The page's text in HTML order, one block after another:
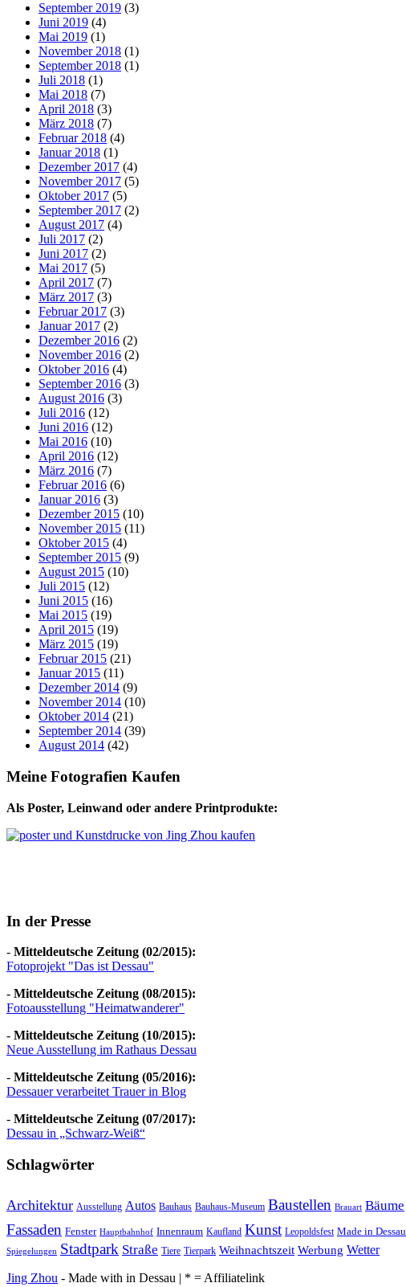
September 2019 (3)
Juni 2019 (4)
Mai 2019 (1)
November 2018 (1)
September 2018 (1)
Juli 2018 (1)
Mai 2018 (7)
April 2018 (3)
März 2018 (7)
Februar 2018 (4)
Januar 2018 (1)
Dezember 2017 (4)
November 2017 (5)
Oktober 2017 (5)
September 2017 (2)
August 2017 (4)
Juli 2017 (2)
Juni 2017 (2)
Mai 2017 (5)
April 2017 (7)
März 2017 (3)
Februar 2017 (3)
Januar 2017 (2)
Dezember 2016 (2)
November 2016 (2)
Oktober 2016 (4)
September 2016 (3)
August 2016 (3)
Juli 2016 (12)
Juni 2016 (12)
Mai 2016 (10)
April 2016 (12)
März 2016 (7)
Februar 2016 (6)
Januar 2016 (3)
Dezember 2015 (10)
November 2015 (11)
Oktober 2015 (4)
September 2015 (9)
August 2015 (10)
Juli 2015 (12)
Juni 2015 (16)
Mai 2015 (19)
April 2015 (19)
März 2015 (19)
Februar 2015 (21)
Januar 2015 (11)
Dezember 2014 (9)
November 2014 (10)
Oktober 2014 (21)
September 2014 (39)
August 2014 (42)
Meine Fotografien Kaufen
Als Poster, Leinwand oder andere Printprodukte:
In der Presse
- Mitteldeutsche Zeitung (02/2015):
Fotoprojekt "Das ist Dessau"
- Mitteldeutsche Zeitung (08/2015):
Fotoausstellung "Heimatwanderer"
- Mitteldeutsche Zeitung (10/2015):
Neue Ausstellung im Rathaus Dessau
- Mitteldeutsche Zeitung (05/2016):
Dessauer verarbeitet Trauer in Blog
- Mitteldeutsche Zeitung (07/2017):
Dessau in „Schwarz-Weiß“
Schlagwörter
Architektur Ausstellung Autos Bauhaus Bauhaus-Museum Baustellen Brauart Bäume
Fassaden Fenster Hauptbahnhof Innenraum Kaufland Kunst Leopoldsfest Made in Dessau
Spiegelungen Stadtpark Straße Tiere Tierpark Weihnachtszeit Werbung Wetter
Jing Zhou - Made with in Dessau | * = Affiliatelink